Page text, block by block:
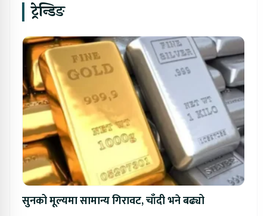
ट्रेन्डिङ
सुनको मूल्यमा सामान्य गिरावट, चाँदी भने बढ्यो